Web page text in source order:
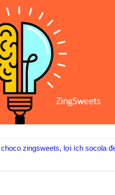
choco zingsweets, lợi ích socola